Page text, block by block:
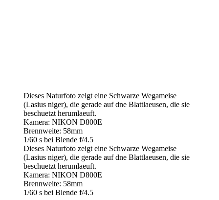
Dieses Naturfoto zeigt eine Schwarze Wegameise
(Lasius niger), die gerade auf dne Blattlaeusen, die sie
beschuetzt herumlaeuft.
Kamera: NIKON D800E
Brennweite: 58mm
1/60 s bei Blende f/4.5
Dieses Naturfoto zeigt eine Schwarze Wegameise
(Lasius niger), die gerade auf dne Blattlaeusen, die sie
beschuetzt herumlaeuft.
Kamera: NIKON D800E
Brennweite: 58mm
1/60 s bei Blende f/4.5